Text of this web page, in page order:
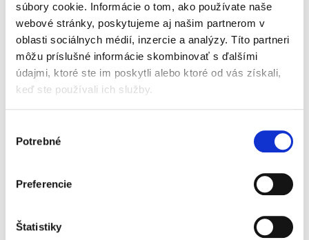
súbory cookie. Informácie o tom, ako používate naše
webové stránky, poskytujeme aj našim partnerom v
oblasti sociálnych médií, inzercie a analýzy. Títo partneri
môžu príslušné informácie skombinovať s ďalšími
údajmi, ktoré ste im poskytli alebo ktoré od vás získali,
keď ste používali ich služby.
súhlasu
Potrebné
Preferencie
Štatistiky
Kryptoaktíva, ich
zdaňovanie
a exekúcia
Kryptoaktíva predstavujú relatívne nový